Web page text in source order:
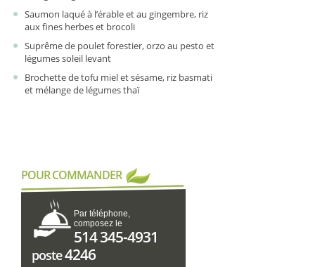
Saumon laqué à l’érable et au gingembre, riz
aux fines herbes et brocoli
Suprême de poulet forestier, orzo au pesto et
légumes soleil levant
Brochette de tofu miel et sésame, riz basmati
et mélange de légumes thaï
POUR COMMANDER
Par téléphone,
composez le
514 345-4931
poste4246